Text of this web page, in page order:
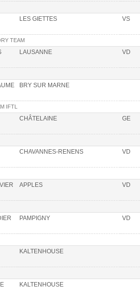
LES GIETTES VS
TEAM
LAUSANNE VD
BRY SUR MARNE
IFTL
CHÂTELAINE GE
CHAVANNES-RENENS VD
APPLES VD
PAMPIGNY VD
KALTENHOUSE
KALTENHOUSE